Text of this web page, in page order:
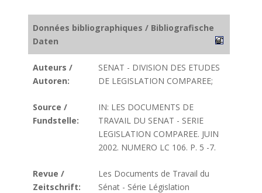
Données bibliographiques / Bibliografische
Daten
Auteurs /
Autoren:
SENAT - DIVISION DES ETUDES
DE LEGISLATION COMPAREE;
Source /
Fundstelle:
IN: LES DOCUMENTS DE
TRAVAIL DU SENAT - SERIE
LEGISLATION COMPAREE. JUIN
2002. NUMERO LC 106. P. 5 -7.
Revue /
Zeitschrift:
Les Documents de Travail du
Sénat - Série Législation